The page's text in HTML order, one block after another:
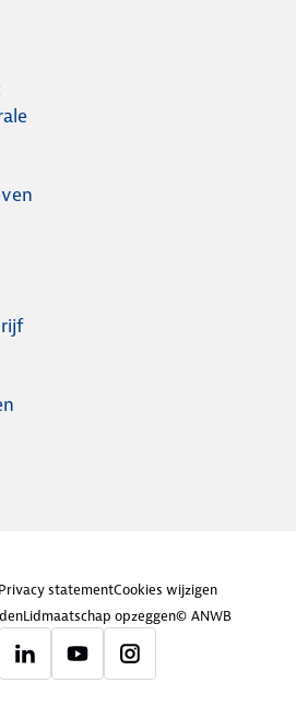
Privacy statementCookies wijzigen
Lidmaatschap opzeggen© ANWB